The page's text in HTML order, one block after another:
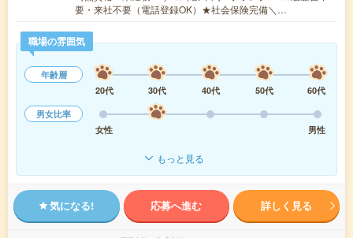
要・来社不要（電話登録OK）★社会保険完備＼…
職場の雰囲気
年齢層
20代
30代 40代 50代
60代
男女比率
女性
男性
もっと見る
気になる! 応募へ進む 詳しく見る